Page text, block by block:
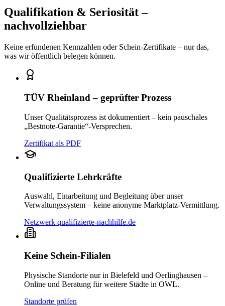
Qualifikation & Seriosität –
nachvollziehbar
Keine erfundenen Kennzahlen oder Schein-Zertifikate – nur das,
was wir öffentlich belegen können.
TÜV Rheinland – geprüfter Prozess
Unser Qualitätsprozess ist dokumentiert – kein pauschales
„Bestnote-Garantie“-Versprechen.
Zertifikat als PDF
Qualifizierte Lehrkräfte
Auswahl, Einarbeitung und Begleitung über unser
Verwaltungssystem – keine anonyme Marktplatz-Vermittlung.
Netzwerk qualifizierte-nachhilfe.de
Keine Schein-Filialen
Physische Standorte nur in Bielefeld und Oerlinghausen –
Online und Beratung für weitere Städte in OWL.
Standorte prüfen